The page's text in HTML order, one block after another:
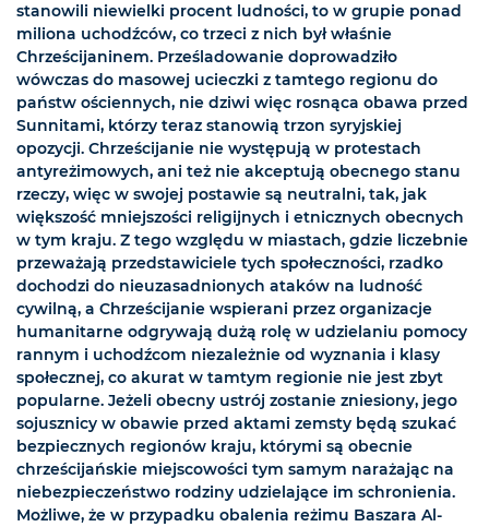
stanowili niewielki procent ludności, to w grupie ponad
miliona uchodźców, co trzeci z nich był właśnie
Chrześcijaninem. Prześladowanie doprowadziło
wówczas do masowej ucieczki z tamtego regionu do
państw ościennych, nie dziwi więc rosnąca obawa przed
Sunnitami, którzy teraz stanowią trzon syryjskiej
opozycji. Chrześcijanie nie występują w protestach
antyreżimowych, ani też nie akceptują obecnego stanu
rzeczy, więc w swojej postawie są neutralni, tak, jak
większość mniejszości religijnych i etnicznych obecnych
w tym kraju. Z tego względu w miastach, gdzie liczebnie
przeważają przedstawiciele tych społeczności, rzadko
dochodzi do nieuzasadnionych ataków na ludność
cywilną, a Chrześcijanie wspierani przez organizacje
humanitarne odgrywają dużą rolę w udzielaniu pomocy
rannym i uchodźcom niezależnie od wyznania i klasy
społecznej, co akurat w tamtym regionie nie jest zbyt
popularne. Jeżeli obecny ustrój zostanie zniesiony, jego
sojusznicy w obawie przed aktami zemsty będą szukać
bezpiecznych regionów kraju, którymi są obecnie
chrześcijańskie miejscowości tym samym narażając na
niebezpieczeństwo rodziny udzielające im schronienia.
Możliwe, że w przypadku obalenia reżimu Baszara Al-